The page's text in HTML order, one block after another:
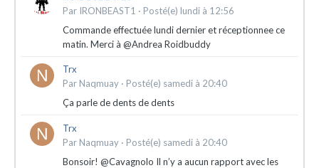
Par IRONBEAST1 · Posté(e) lundi à 12:56
Commande effectuée lundi dernier et réceptionnee ce
matin. Merci à @Andrea Roidbuddy
Trx
Par Naqmuay · Posté(e) samedi à 20:40
Ça parle de dents de dents
Trx
Par Naqmuay · Posté(e) samedi à 20:40
Bonsoir! @Cavagnolo Il n’y a aucun rapport avec les